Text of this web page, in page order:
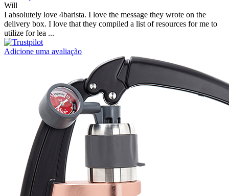
Will
I absolutely love 4barista. I love the message they wrote on the
delivery box. I love that they compiled a list of resources for me to
utilize for lea ...
Adicione uma avaliação